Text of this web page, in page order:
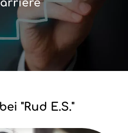
"Rud E.S."